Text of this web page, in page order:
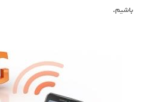
باشیم.